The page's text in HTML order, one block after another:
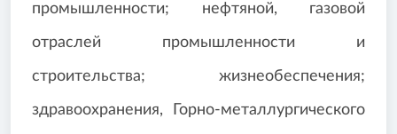
промышленности; нефтяной, газовой
отраслей промышленности и
строительства; жизнеобеспечения;
здравоохранения, Горно-металлургического